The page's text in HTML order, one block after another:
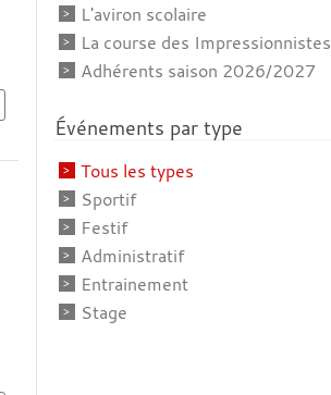
L'aviron scolaire
La course des Impressionnistes
Adhérents saison 2026/2027
Événements par type
Tous les types
Sportif
Festif
Administratif
Entrainement
Stage